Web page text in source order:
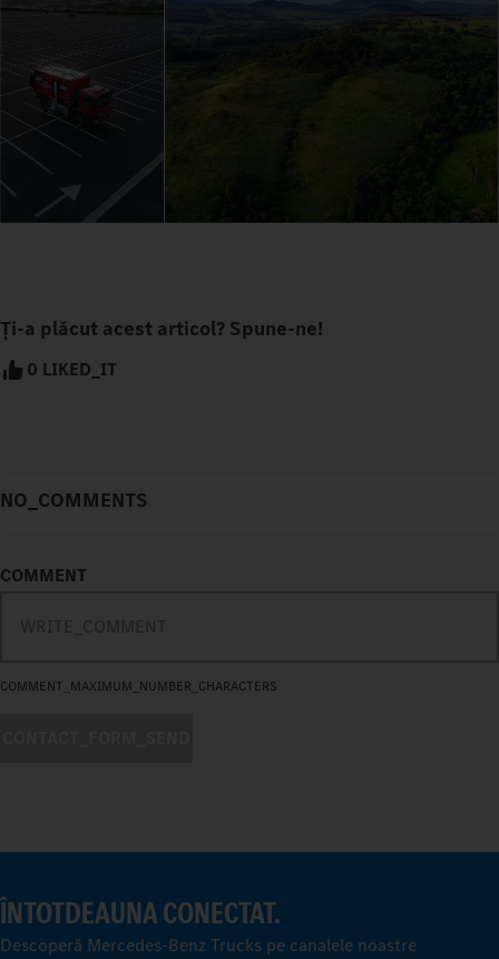
Ți-a plăcut acest articol? Spune-ne!
0 LIKED_IT
NO_COMMENTS
COMMENT
COMMENT_MAXIMUM_NUMBER_CHARACTERS
ÎNTOTDEAUNA CONECTAT.
Descoperă Mercedes-Benz Trucks pe canalele noastre